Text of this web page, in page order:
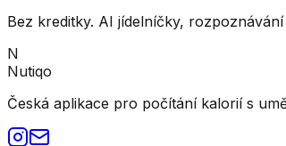
Bez kreditky. AI jídelníčky, rozpoznávání
N
Nutiqo
Česká aplikace pro počítání kalorií s